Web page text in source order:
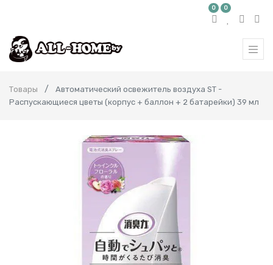
0 0
Товары
Автоматический освежитель воздуха ST -
Распускающиеся цветы (корпус + баллон + 2 батарейки) 39 мл